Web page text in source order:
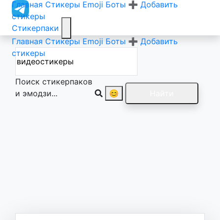
Стикерпаки
Главная Стикеры Emoji Боты ➕ Добавить
стикеры
Главная Стикеры Emoji Боты ➕ Добавить
стикеры
Поиск стикерпаков
и эмодзи...
😊